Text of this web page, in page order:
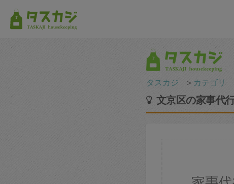
タスカジ ＞ カテゴリ
文京区の家事代